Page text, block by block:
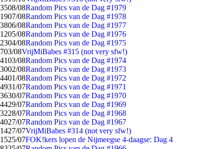
3508/08Random Pics van de Dag #1979
1907/08Random Pics van de Dag #1978
3806/08Random Pics van de Dag #1977
1205/08Random Pics van de Dag #1976
2304/08Random Pics van de Dag #1975
703/08VrijMiBabes #315 (not very sfw!)
4103/08Random Pics van de Dag #1974
3002/08Random Pics van de Dag #1973
4401/08Random Pics van de Dag #1972
4931/07Random Pics van de Dag #1971
3630/07Random Pics van de Dag #1970
4429/07Random Pics van de Dag #1969
3228/07Random Pics van de Dag #1968
4027/07Random Pics van de Dag #1967
1427/07VrijMiBabes #314 (not very sfw!)
1525/07FOK!kers lopen de Nijmeegse 4-daagse: Dag 4